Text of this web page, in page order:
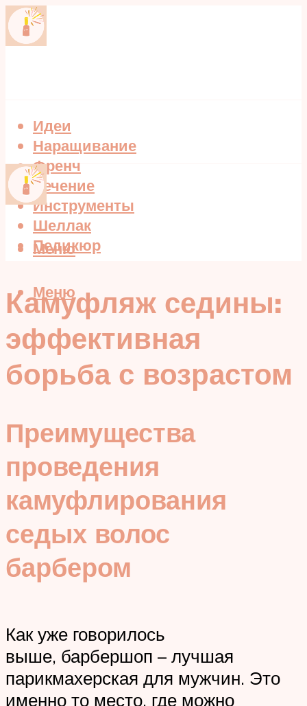
Идеи
Наращивание
Френч
Лечение
Инструменты
Шеллак
Педикюр
Меню
Меню
Камуфляж седины:
эффективная
борьба с возрастом
Преимущества
проведения
камуфлирования
седых волос
барбером
Как уже говорилось
выше, барбершоп – лучшая
парикмахерская для мужчин. Это
именно то место, где можно